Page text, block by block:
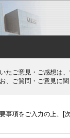
たご意見・ご感想は
、ご質問・ご意見に
事項をご入力の上、[